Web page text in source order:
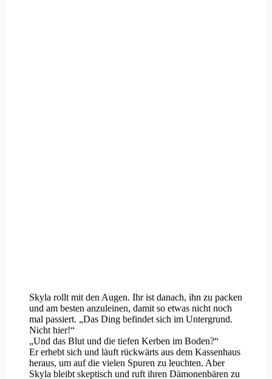
Skyla rollt mit den Augen. Ihr ist danach, ihn zu packen
und am besten anzuleinen, damit so etwas nicht noch
mal passiert. „Das Ding befindet sich im Untergrund.
Nicht hier!“
„Und das Blut und die tiefen Kerben im Boden?“
Er erhebt sich und läuft rückwärts aus dem Kassenhaus
heraus, um auf die vielen Spuren zu leuchten. Aber
Skyla bleibt skeptisch und ruft ihren Dämonenbären zu